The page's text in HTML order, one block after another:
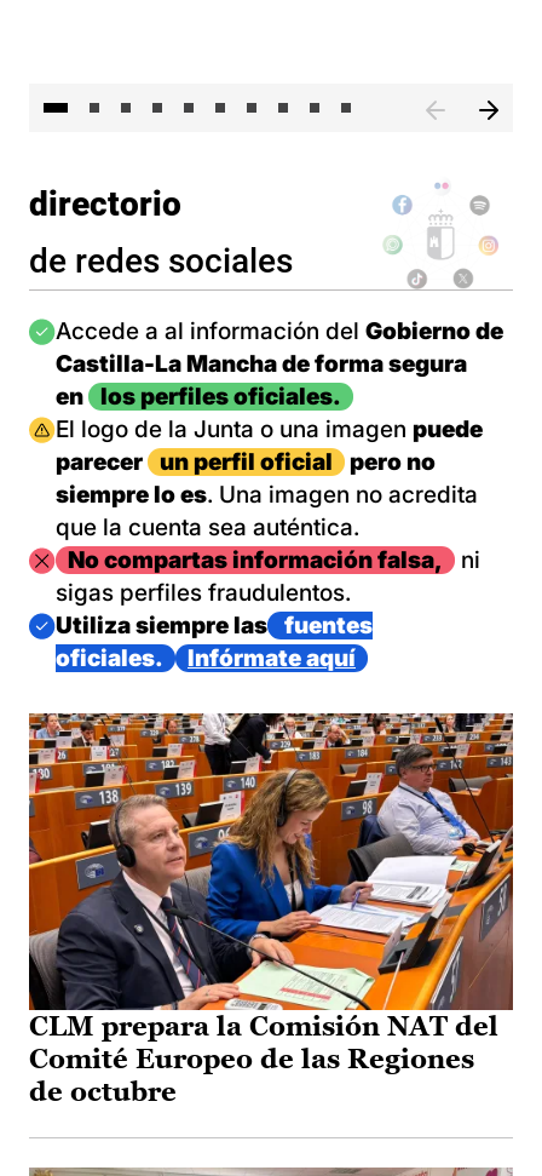
directorio
de redes sociales
Imagen
Accede a al información del Gobierno de
Castilla-La Mancha de forma segura
en
los perfiles oficiales.
Imagen
El logo de la Junta o una imagen puede
parecer
un perfil oficial
pero no
siempre lo es. Una imagen no acredita
que la cuenta sea auténtica.
ImagenNo compartas información falsa,
ni
sigas perfiles fraudulentos.
Imagen
Utiliza siempre las
fuentes
oficiales.
Infórmate aquí
CLM prepara la Comisión NAT del
Comité Europeo de las Regiones
de octubre